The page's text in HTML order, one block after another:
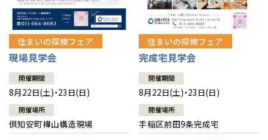
住まいの探検フェア
現場見学会
開催期間
8月22日(土)・23日(日)
開催場所
倶知安町樺山構造現場
住まいの探検フェア
完成宅見学会
開催期間
8月22日(土)・23日(日)
開催場所
手稲区前田9条完成宅
道央
道北
道南
道東
青森
秋田
岩手
山形
宮城
甲信越・北陸
新潟
山梨
長野
富山
関東
東京
神奈川
埼玉
東海
愛知
岐阜
近畿
大阪
中国・四国
道央
苫小牧千歳
小樽
道北
道南
道東
釧路
青森県
八戸
青森
秋田県
秋田
岩手県
山形県
宮城県
仙台
甲信越・北陸
新潟県
長岡
山梨県
長野県
関東
東京都
神奈川県
相模
東海
愛知県
近畿
大阪府
大阪
中国・四国